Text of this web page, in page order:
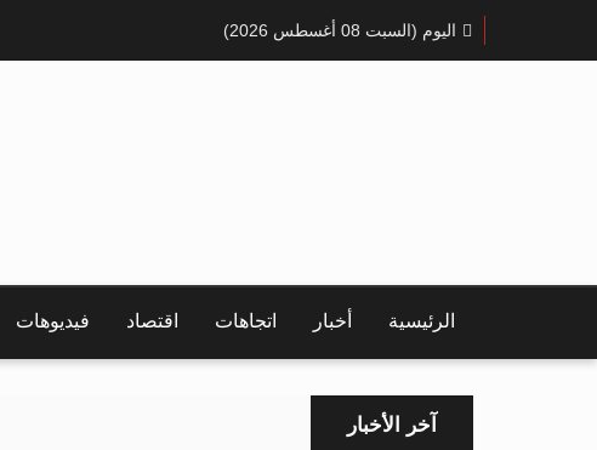
اليوم (السبت 08 أغسطس 2026)
الرئيسية أخبار اتجاهات اقتصاد فيديوهات
آخر الأخبار